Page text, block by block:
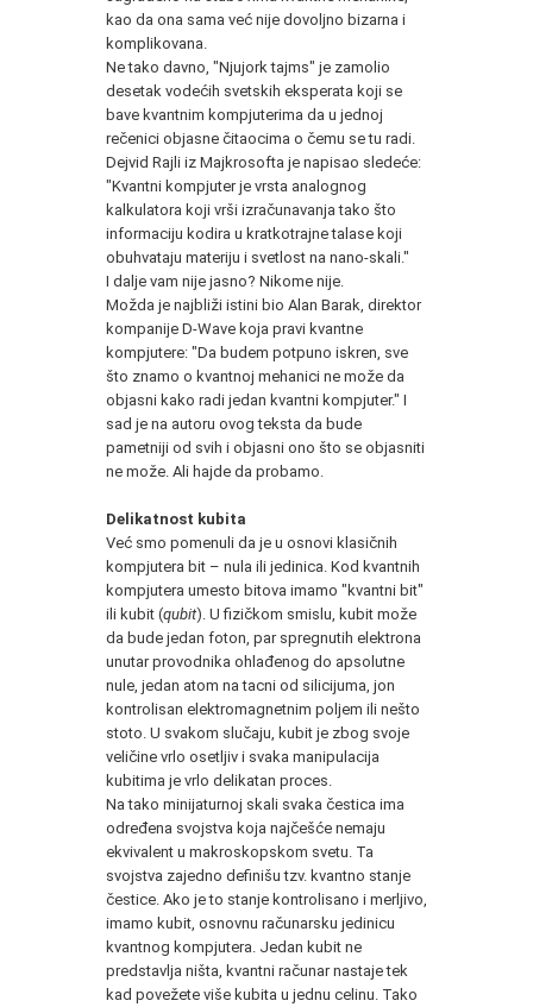
kao da ona sama već nije dovoljno bizarna i
komplikovana.
Ne tako davno, "Njujork tajms" je zamolio
desetak vodećih svetskih eksperata koji se
bave kvantnim kompjuterima da u jednoj
rečenici objasne čitaocima o čemu se tu radi.
Dejvid Rajli iz Majkrosofta je napisao sledeće:
"Kvantni kompjuter je vrsta analognog
kalkulatora koji vrši izračunavanja tako što
informaciju kodira u kratkotrajne talase koji
obuhvataju materiju i svetlost na nano-skali."
I dalje vam nije jasno? Nikome nije.
Možda je najbliži istini bio Alan Barak, direktor
kompanije D-Wave koja pravi kvantne
kompjutere: "Da budem potpuno iskren, sve
što znamo o kvantnoj mehanici ne može da
objasni kako radi jedan kvantni kompjuter." I
sad je na autoru ovog teksta da bude
pametniji od svih i objasni ono što se objasniti
ne može. Ali hajde da probamo.
Delikatnost kubita
Već smo pomenuli da je u osnovi klasičnih
kompjutera bit – nula ili jedinica. Kod kvantnih
kompjutera umesto bitova imamo "kvantni bit"
ili kubit (qubit). U fizičkom smislu, kubit može
da bude jedan foton, par spregnutih elektrona
unutar provodnika ohlađenog do apsolutne
nule, jedan atom na tacni od silicijuma, jon
kontrolisan elektromagnetnim poljem ili nešto
stoto. U svakom slučaju, kubit je zbog svoje
veličine vrlo osetljiv i svaka manipulacija
kubitima je vrlo delikatan proces.
Na tako minijaturnoj skali svaka čestica ima
određena svojstva koja najčešće nemaju
ekvivalent u makroskopskom svetu. Ta
svojstva zajedno definišu tzv. kvantno stanje
čestice. Ako je to stanje kontrolisano i merljivo,
imamo kubit, osnovnu računarsku jedinicu
kvantnog kompjutera. Jedan kubit ne
predstavlja ništa, kvantni računar nastaje tek
kad povežete više kubita u jednu celinu. Tako